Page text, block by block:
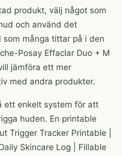
produkt, välj något som
och använd det
som många tittar på i den
Posay Effaclar Duo + M
jämföra ett mer
med andra produkter.
ett enkelt system för att
huden. En printable
Trigger Tracker Printable |
Skincare Log | Fillable